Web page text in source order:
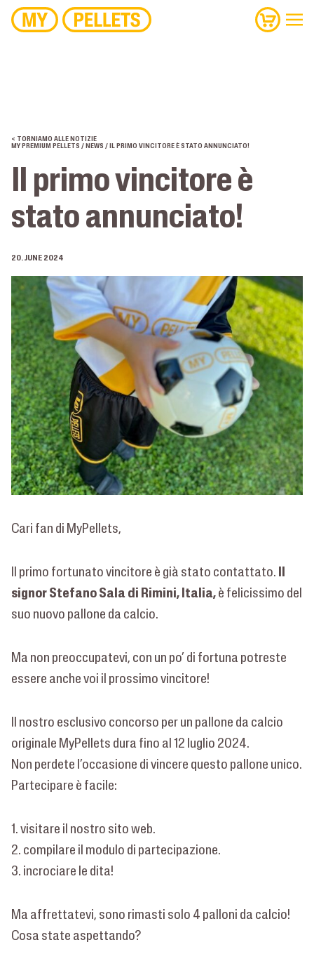
< TORNIAMO ALLE NOTIZIE
MY PREMIUM PELLETS /NEWS / IL PRIMO VINCITORE È STATO ANNUNCIATO!
Il primo vincitore è
stato annunciato!
20. JUNE 2024
Cari fan di MyPellets,
Il primo fortunato vincitore è già stato contattato. Il
signor Stefano Sala di Rimini, Italia,è felicissimo del
suo nuovo pallone da calcio.
Ma non preoccupatevi, con un po’ di fortuna potreste
essere anche voi il prossimo vincitore!
Il nostro esclusivo concorso per un pallone da calcio
originale MyPellets dura fino al 12 luglio 2024.
Non perdete l’occasione di vincere questo pallone unico.
Partecipare è facile:
1. visitare il nostro sito web.
2. compilare il modulo di partecipazione.
3. incrociare le dita!
Ma affrettatevi, sono rimasti solo 4 palloni da calcio!
Cosa state aspettando?